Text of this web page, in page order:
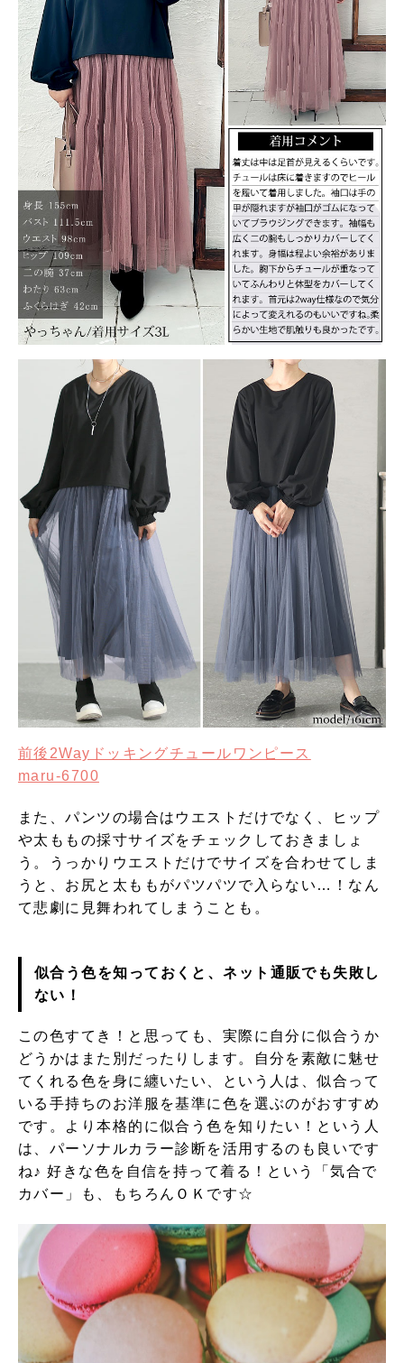
前後2Wayドッキングチュールワンピース
maru-6700
また、パンツの場合はウエストだけでなく、ヒップ
や太ももの採寸サイズをチェックしておきましょ
う。うっかりウエストだけでサイズを合わせてしま
うと、お尻と太ももがパツパツで入らない…！なん
て悲劇に見舞われてしまうことも。
似合う色を知っておくと、ネット通販でも失敗し
ない！
この色すてき！と思っても、実際に自分に似合うか
どうかはまた別だったりします。自分を素敵に魅せ
てくれる色を身に纏いたい、という人は、似合って
いる手持ちのお洋服を基準に色を選ぶのがおすすめ
です。より本格的に似合う色を知りたい！という人
は、パーソナルカラー診断を活用するのも良いです
ね♪ 好きな色を自信を持って着る！という「気合で
カバー」も、もちろんＯＫです☆